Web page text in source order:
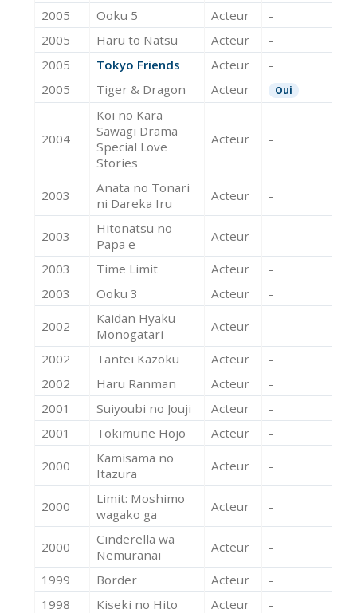
2005
Ooku 5 Acteur
-
2005
Haru to Natsu Acteur
-
2005
Tokyo Friends Acteur
-
2005
Tiger & Dragon Acteur Oui
2004
Koi no Kara
Sawagi Drama
Special Love
Stories
Acteur -
2003
Anata no Tonari
ni Dareka Iru
Acteur -
2003
Hitonatsu no
Papa e
Acteur -
2003 Time Limit Acteur
-
2003
Ooku 3 Acteur -
2002
Kaidan Hyaku
Monogatari
Acteur -
2002 Tantei Kazoku Acteur
-
2002
Haru Ranman Acteur
-
2001
Suiyoubi no Jouji Acteur
-
2001
Tokimune Hojo Acteur -
2000
Kamisama no
Itazura
Acteur -
2000
Limit: Moshimo
wagako ga
Acteur -
2000
Cinderella wa
Nemuranai
Acteur -
1999 Border Acteur
-
1998
Kiseki no Hito Acteur -